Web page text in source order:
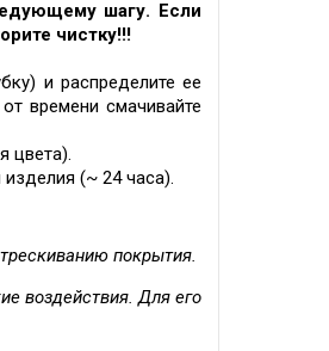
шагу. Если
чистку!!!
и распределите ее
времени смачивайте
цвета).
(~ 24 часа).
покрытия.
воздействия. Для его